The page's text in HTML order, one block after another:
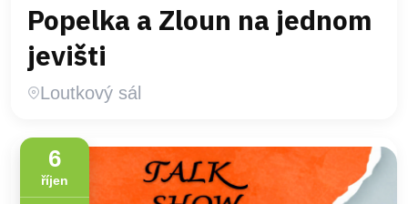
Popelka a Zloun na jednom
jevišti
Loutkový sál
6
říjen